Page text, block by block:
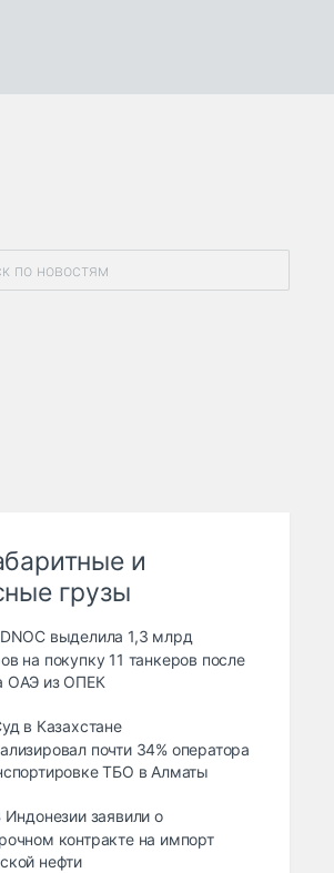
и
грузы
выделила 1,3 млрд
на покупку 11 танкеров после
ОАЭ из ОПЕК
в Казахстане
почти 34% оператора
ТБО в Алматы
Индонезии заявили о
контракте на импорт
нефти